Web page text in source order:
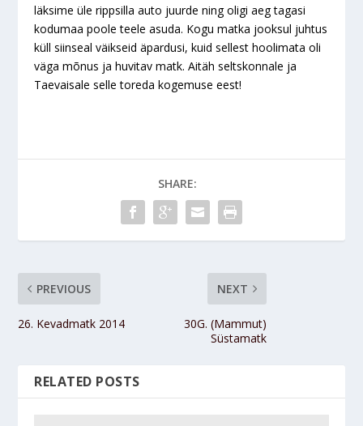
läksime üle rippsilla auto juurde ning oligi aeg tagasi
kodumaa poole teele asuda. Kogu matka jooksul juhtus
küll siinseal väikseid äpardusi, kuid sellest hoolimata oli
väga mõnus ja huvitav matk. Aitäh seltskonnale ja
Taevaisale selle toreda kogemuse eest!
SHARE:
PREVIOUS
26. Kevadmatk 2014
NEXT
30G. (Mammut)
Süstamatk
RELATED POSTS